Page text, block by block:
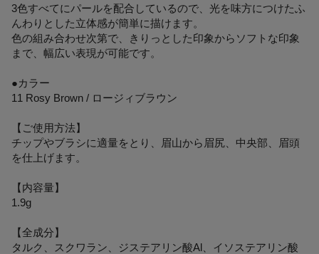
3色すべてにパールを配合しているので、光を味方につけたふ
んわりとした立体感が簡単に描けます。
色の組み合わせ次第で、きりっとした印象からソフトな印象
まで、幅広い表現が可能です。
●カラー
11 Rosy Brown / ロージィブラウン
【ご使用方法】
チップやブラシに適量をとり、眉山から眉尻、中央部、眉頭
を仕上げます。
【内容量】
1.9g
【全成分】
タルク、スクワラン、ジステアリン酸Al、イソステアリン酸